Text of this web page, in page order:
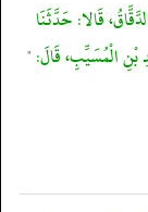
قَالا: حَدَّثَنَا
بْنِ الْمُسَيِّبِ، قَالَ:"